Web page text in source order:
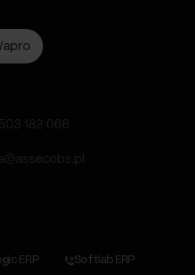
182 066
ERP Softlab ERP